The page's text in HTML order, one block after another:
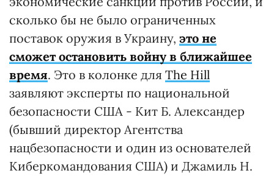
сколько бы не было ограниченных
поставок оружия в Украину, это не
сможет остановить войну в ближайшее
время. Это в колонке для The Hill
заявляют эксперты по национальной
безопасности США - Кит Б. Александер
(бывший директор Агентства
нацбезопасности и один из основателей
Киберкомандования США) и Джамиль Н.